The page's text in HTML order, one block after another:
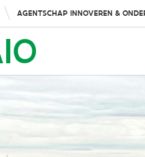
AGENTSCHAP INNOVEREN &